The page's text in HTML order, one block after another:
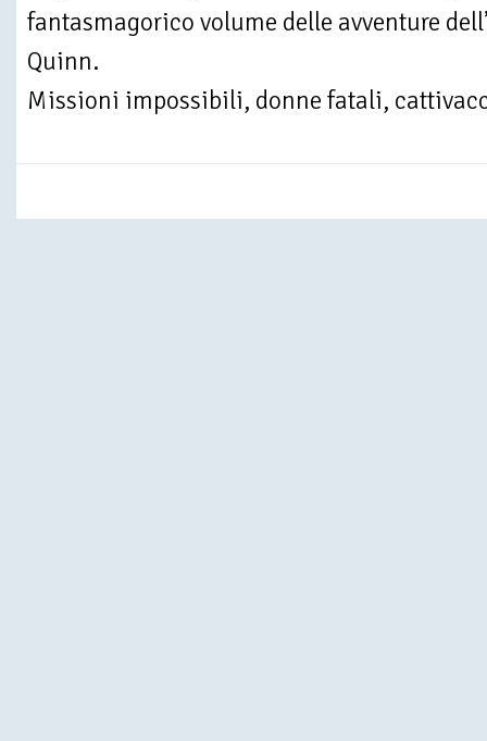
fantasmagorico volume delle avventure
Quinn.
Missioni impossibili, donne fatali,